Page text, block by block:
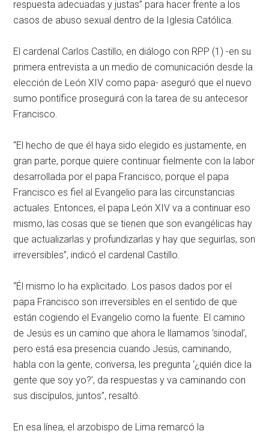
respuesta adecuadas y justas” para hacer frente a los
casos de abuso sexual dentro de la Iglesia Católica.
El cardenal Carlos Castillo, en diálogo con RPP (1) -en su
primera entrevista a un medio de comunicación desde la
elección de León XIV como papa- aseguró que el nuevo
sumo pontífice proseguirá con la tarea de su antecesor
Francisco.
“El hecho de que él haya sido elegido es justamente, en
gran parte, porque quiere continuar fielmente con la labor
desarrollada por el papa Francisco, porque el papa
Francisco es fiel al Evangelio para las circunstancias
actuales. Entonces, el papa León XIV va a continuar eso
mismo, las cosas que se tienen que son evangélicas hay
que actualizarlas y profundizarlas y hay que seguirlas, son
irreversibles”, indicó el cardenal Castillo.
“Él mismo lo ha explicitado. Los pasos dados por el
papa Francisco son irreversibles en el sentido de que
están cogiendo el Evangelio como la fuente. El camino
de Jesús es un camino que ahora le llamamos ‘sinodal’,
pero está esa presencia cuando Jesús, caminando,
habla con la gente, conversa, les pregunta ‘¿quién dice la
gente que soy yo?’, da respuestas y va caminando con
sus discípulos, juntos”, resaltó.
En esa línea, el arzobispo de Lima remarcó la